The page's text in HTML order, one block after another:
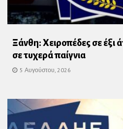
Ξάνθη: Χειροπέδες σε έξι
σε τυχερά παίγνια
5 Αυγούστου, 2026